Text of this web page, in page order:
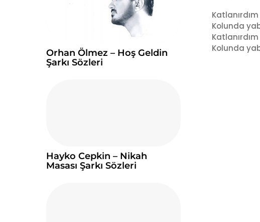
Kolunda
Kolunda
Orhan Ölmez – Hoş Geldin
Şarkı Sözleri
Hayko Cepkin – Nikah
Masası Şarkı Sözleri